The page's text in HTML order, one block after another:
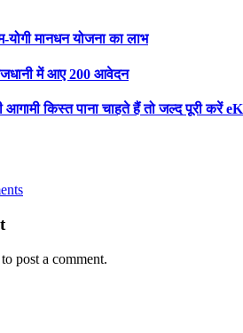
योगी मानधन योजना का लाभ
में आए 200 आवेदन
किस्त पाना चाहते हैं तो जल्द पूरी करें
to post a comment.